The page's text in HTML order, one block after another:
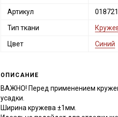
Артикул 018721
Тип ткани
Цвет Синий
ОПИСАНИЕ
ВАЖНО! Перед применением
усадки.
Ширина кружева ±1мм.